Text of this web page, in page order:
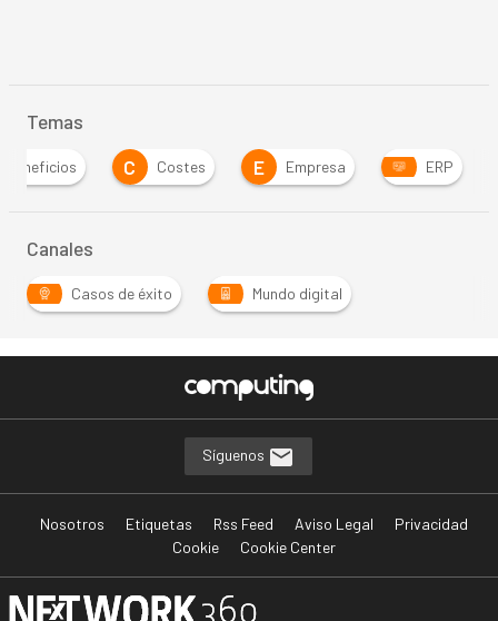
Temas
Beneficios C Costes E Empresa ERP
Canales
Casos de éxito Mundo digital
Síguenos
Nosotros Etiquetas Rss Feed Aviso Legal
Privacidad
Cookie
Cookie Center